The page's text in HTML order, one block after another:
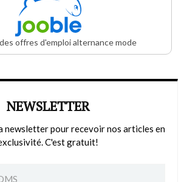
offres d'emploi alternance mode
NEWSLETTER
newsletter pour recevoir nos articles en
C'est gratuit!